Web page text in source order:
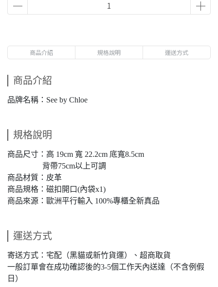
商品介紹 規格說明 運送方式
商品介紹
品牌名稱：See by Chloe
規格說明
商品尺寸：高 19cm 寬 22.2cm 底寬8.5cm
背帶75cm以上可調
商品材質：皮革
商品規格：磁扣開口(內袋x1)
商品來源：歐洲平行輸入 100%專櫃全新真品
運送方式
寄送方式：宅配（黑貓或新竹貨運）、超商取貨
一般訂單會在成功確認後的3-5個工作天內送達（不含例假
日）